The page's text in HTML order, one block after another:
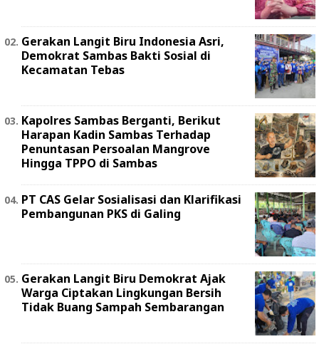
Gerakan Langit Biru Indonesia Asri,
Demokrat Sambas Bakti Sosial di
Kecamatan Tebas
Kapolres Sambas Berganti, Berikut
Harapan Kadin Sambas Terhadap
Penuntasan Persoalan Mangrove
Hingga TPPO di Sambas
PT CAS Gelar Sosialisasi dan Klarifikasi
Pembangunan PKS di Galing
Gerakan Langit Biru Demokrat Ajak
Warga Ciptakan Lingkungan Bersih
Tidak Buang Sampah Sembarangan